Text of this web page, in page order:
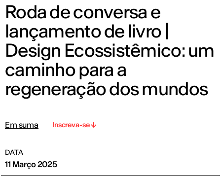
Roda de conversa e
lançamento de livro |
Design Ecossistêmico: um
caminho para a
regeneração dos mundos
Em suma Inscreva-se
DATA
11 Março 2025